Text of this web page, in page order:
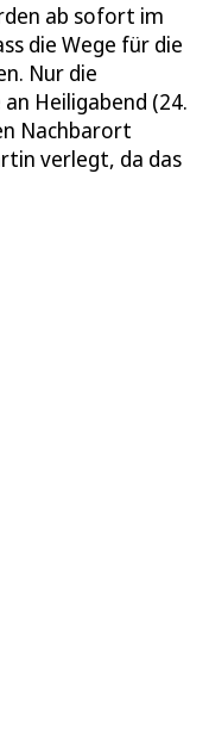
ab sofort im
die Wege für die
Nur die
Heiligabend (24.
Nachbarort
verlegt, da das